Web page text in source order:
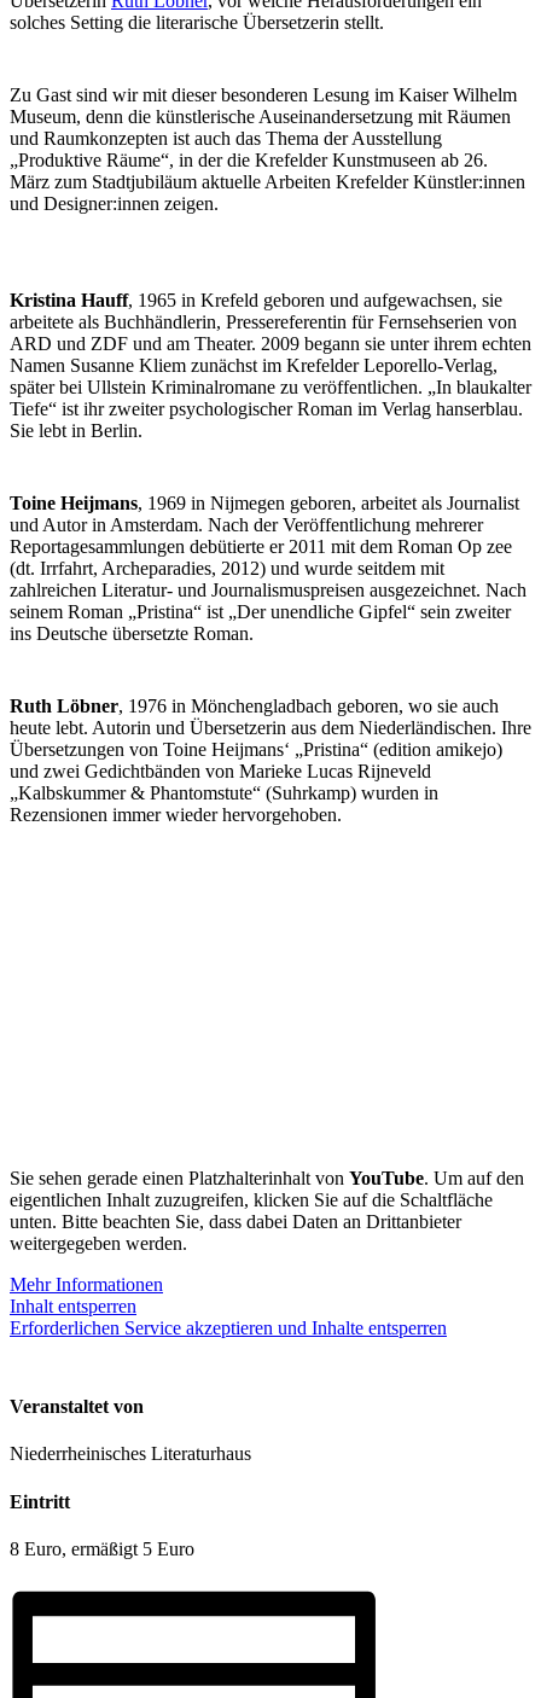
solches Setting die literarische Übersetzerin stellt.
Zu Gast sind wir mit dieser besonderen Lesung im Kaiser Wilhelm
Museum, denn die künstlerische Auseinandersetzung mit Räumen
und Raumkonzepten ist auch das Thema der Ausstellung
„Produktive Räume“, in der die Krefelder Kunstmuseen ab 26.
März zum Stadtjubiläum aktuelle Arbeiten Krefelder Künstler:innen
und Designer:innen zeigen.
Kristina Hauff, 1965 in Krefeld geboren und aufgewachsen, sie
arbeitete als Buchhändlerin, Pressereferentin für Fernsehserien von
ARD und ZDF und am Theater. 2009 begann sie unter ihrem echten
Namen Susanne Kliem zunächst im Krefelder Leporello-Verlag,
später bei Ullstein Kriminalromane zu veröffentlichen. „In blaukalter
Tiefe“ ist ihr zweiter psychologischer Roman im Verlag hanserblau.
Sie lebt in Berlin.
Toine Heijmans, 1969 in Nijmegen geboren, arbeitet als Journalist
und Autor in Amsterdam. Nach der Veröffentlichung mehrerer
Reportagesammlungen debütierte er 2011 mit dem Roman Op zee
(dt. Irrfahrt, Archeparadies, 2012) und wurde seitdem mit
zahlreichen Literatur- und Journalismuspreisen ausgezeichnet. Nach
seinem Roman „Pristina“ ist „Der unendliche Gipfel“ sein zweiter
ins Deutsche übersetzte Roman.
Ruth Löbner, 1976 in Mönchengladbach geboren, wo sie auch
heute lebt. Autorin und Übersetzerin aus dem Niederländischen. Ihre
Übersetzungen von Toine Heijmans‘ „Pristina“ (edition amikejo)
und zwei Gedichtbänden von Marieke Lucas Rijneveld
„Kalbskummer & Phantomstute“ (Suhrkamp) wurden in
Rezensionen immer wieder hervorgehoben.
Sie sehen gerade einen Platzhalterinhalt von YouTube. Um auf den
eigentlichen Inhalt zuzugreifen, klicken Sie auf die Schaltfläche
unten. Bitte beachten Sie, dass dabei Daten an Drittanbieter
weitergegeben werden.
Mehr Informationen
Inhalt entsperren
Erforderlichen Service akzeptieren und Inhalte entsperren
Veranstaltet von
Niederrheinisches Literaturhaus
Eintritt
8 Euro, ermäßigt 5 Euro